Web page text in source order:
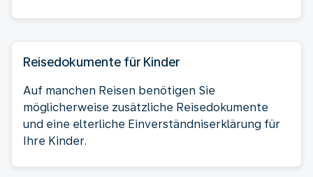
Reisedokumente für Kinder
Auf manchen Reisen benötigen Sie
möglicherweise zusätzliche Reisedokumente
und eine elterliche Einverständniserklärung für
Ihre Kinder.